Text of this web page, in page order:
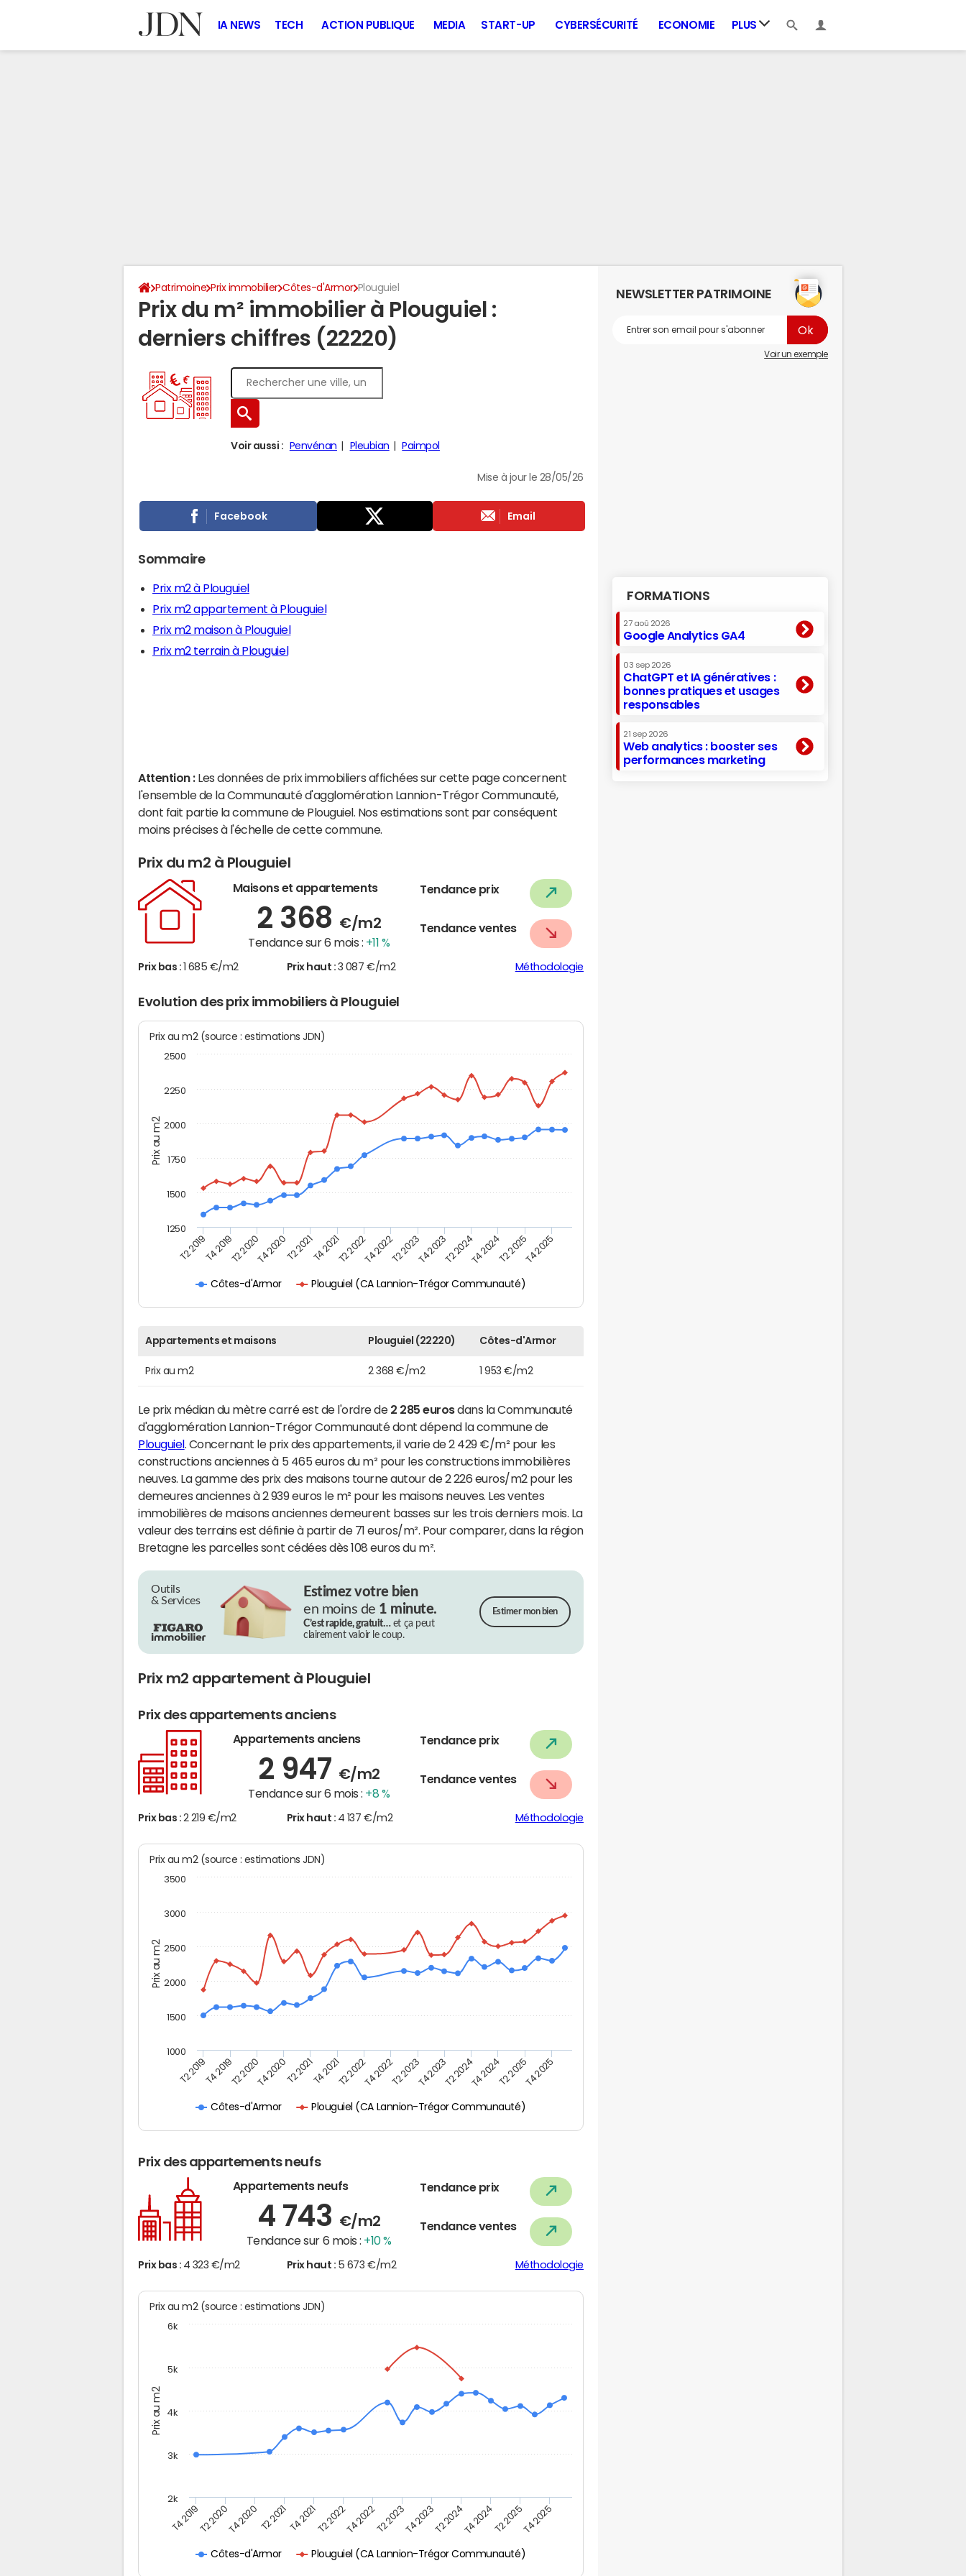
IA NEWS TECH ACTION PUBLIQUE MEDIA START-UP CYBERSÉCURITÉ ECONOMIE PLUS
Patrimoine Prix immobilier Côtes-d'Armor Plouguiel
Prix du m² immobilier à Plouguiel :
derniers chiffres (22220)
Voir aussi : Penvénan Pleubian Paimpol
Mise à jour le 28/05/26
Facebook Email
Sommaire
Prix m2 à Plouguiel
Prix m2 appartement à Plouguiel
Prix m2 maison à Plouguiel
Prix m2 terrain à Plouguiel
Attention : Les données de prix immobiliers affichées sur cette page concernent
l'ensemble de la Communauté d'agglomération Lannion-Trégor Communauté,
dont fait partie la commune de Plouguiel. Nos estimations sont par conséquent
moins précises à l'échelle de cette commune.
Prix du m2 à Plouguiel
Maisons et appartements
2 368 €/m2
Tendance sur 6 mois : +11 %
Tendance prix
Tendance ventes
Prix bas : 1 685 €/m2 Prix haut : 3 087 €/m2 Méthodologie
Evolution des prix immobiliers à Plouguiel
Prix au m2
Prix au m2 (source : estimations JDN)
Côtes-d'Armor Plouguiel (CA Lannion-Trégor Communauté)
T2 2019T4 2019T2 2020T4 2020T2 2021T4 2021T2 2022T4 2022T2 2023T4 2023T2 2024T4 2024T2 2025T4 2025
1250
1500
1750
2000
2250
2500
Appartements et maisons Plouguiel (22220) Côtes-d'Armor
Prix au m2 2 368 €/m2 1 953 €/m2
Le prix médian du mètre carré est de l'ordre de 2 285 eurosdans la Communauté
d'agglomération Lannion-Trégor Communauté dont dépend la commune de
Plouguiel . Concernant le prix des appartements, il varie de 2 429 €/m² pour les
constructions anciennes à 5 465 euros du m² pour les constructions immobilières
neuves. La gamme des prix des maisons tourne autour de 2 226 euros/m2 pour les
demeures anciennes à 2 939 euros le m² pour les maisons neuves. Les ventes
immobilières de maisons anciennes demeurent basses sur les trois derniers mois. La
valeur des terrains est définie à partir de 71 euros/m². Pour comparer, dans la région
Bretagne les parcelles sont cédées dès 108 euros du m².
Outils
& Services
Estimez votre bien
en moins de 1 minute.
C’est rapide, gratuit…et ça peut
clairement valoir le coup.
Estimer mon bien
Prix m2 appartement à Plouguiel
Prix des appartements anciens
Appartements anciens
2 947 €/m2
Tendance sur 6 mois : +8 %
Tendance prix
Tendance ventes
Prix bas : 2 219 €/m2 Prix haut : 4 137 €/m2 Méthodologie
Prix au m2
Prix au m2 (source : estimations JDN)
Côtes-d'Armor Plouguiel (CA Lannion-Trégor Communauté)
T2 2019T4 2019T2 2020T4 2020T2 2021T4 2021T2 2022T4 2022T2 2023T4 2023T2 2024T4 2024T2 2025T4 2025
1000
1500
2000
2500
3000
3500
Prix des appartements neufs
Appartements neufs
4 743 €/m2
Tendance sur 6 mois : +10 %
Tendance prix
Tendance ventes
Prix bas : 4 323 €/m2 Prix haut : 5 673 €/m2 Méthodologie
Prix au m2
Prix au m2 (source : estimations JDN)
Côtes-d'Armor Plouguiel (CA Lannion-Trégor Communauté)
T4 2019T2 2020T4 2020T2 2021T4 2021T2 2022T4 2022T2 2023T4 2023T2 2024T4 2024T2 2025T4 2025
3k
4k
5k
6k
2k
NEWSLETTER PATRIMOINE
Voir un exemple
FORMATIONS
27 aoû 2026
Google Analytics GA4
03 sep 2026
ChatGPT et IA génératives :
bonnes pratiques et usages
responsables
21 sep 2026
Web analytics : booster ses
performances marketing